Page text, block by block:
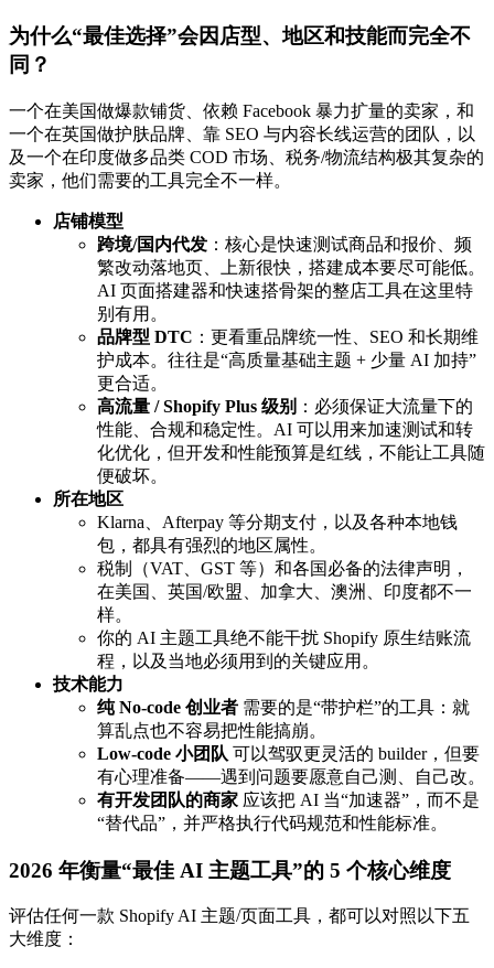
为什么“最佳选择”会因店型、地区和技能而完全不
同？
一个在美国做爆款铺货、依赖 Facebook 暴力扩量的卖家，和
一个在英国做护肤品牌、靠 SEO 与内容长线运营的团队，以
及一个在印度做多品类 COD 市场、税务/物流结构极其复杂的
卖家，他们需要的工具完全不一样。
店铺模型
跨境/国内代发 ：核心是快速测试商品和报价、频
繁改动落地页、上新很快，搭建成本要尽可能低。
AI 页面搭建器和快速搭骨架的整店工具在这里特
别有用。
品牌型 DTC ：更看重品牌统一性、SEO 和长期维
护成本。往往是“高质量基础主题 + 少量 AI 加持”
更合适。
高流量 / Shopify Plus 级别 ：必须保证大流量下的
性能、合规和稳定性。AI 可以用来加速测试和转
化优化，但开发和性能预算是红线，不能让工具随
便破坏。
所在地区
Klarna、Afterpay 等分期支付，以及各种本地钱
包，都具有强烈的地区属性。
税制（VAT、GST 等）和各国必备的法律声明，
在美国、英国/欧盟、加拿大、澳洲、印度都不一
样。
你的 AI 主题工具绝不能干扰 Shopify 原生结账流
程，以及当地必须用到的关键应用。
技术能力
纯 No-code 创业者 需要的是“带护栏”的工具：就
算乱点也不容易把性能搞崩。
Low-code 小团队 可以驾驭更灵活的 builder，但要
有心理准备——遇到问题要愿意自己测、自己改。
有开发团队的商家 应该把 AI 当“加速器”，而不是
“替代品”，并严格执行代码规范和性能标准。
2026 年衡量“最佳 AI 主题工具”的 5 个核心维度
评估任何一款 Shopify AI 主题/页面工具，都可以对照以下五
大维度：